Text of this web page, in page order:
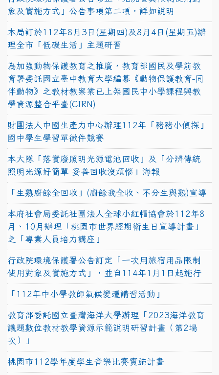
象及實施方式」公告事項第二項，詳如說明
本局訂於112年8月3日(星期四)及8月4日(星期五)辦
理全市「低碳生活」主題研習
為加強動物保護教育之推廣，教育部國民及學前教
育署委託國立臺中教育大學編纂《動物保護教育-同
伴動物》之教材教案業已上架國民中小學課程與教
學資源整合平臺(CIRN)
財團法人中國生產力中心辦理112年「豬豬小偵探」
國中學生學習單徵件競賽
本大隊「落實廢照明光源電池回收」及「分辨傳統
照明光源好簡單 妥善回收沒煩惱」海報
「生熟廚餘全回收」(廚餘我全收、不分生與熟)宣導
本府社會局委託社團法人全球小紅帽協會於112年8
月、10月辦理「桃園市世界經期衛生日宣導計畫」
之「專業人員培力講座」
行政院環境保護署公告訂定「一次用旅宿用品限制
使用對象及實施方式」，並自114年1月1日起施行
「112年中小學教師氣候變遷講習活動」
教育部委託國立臺灣海洋大學辦理「2023海洋教育
議題數位教材教學資源示範說明研習計畫（第2場
次）」
桃園市112學年度學生音樂比賽實施計畫